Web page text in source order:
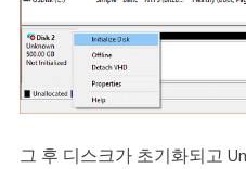
그 후 디스크가 초기화되고